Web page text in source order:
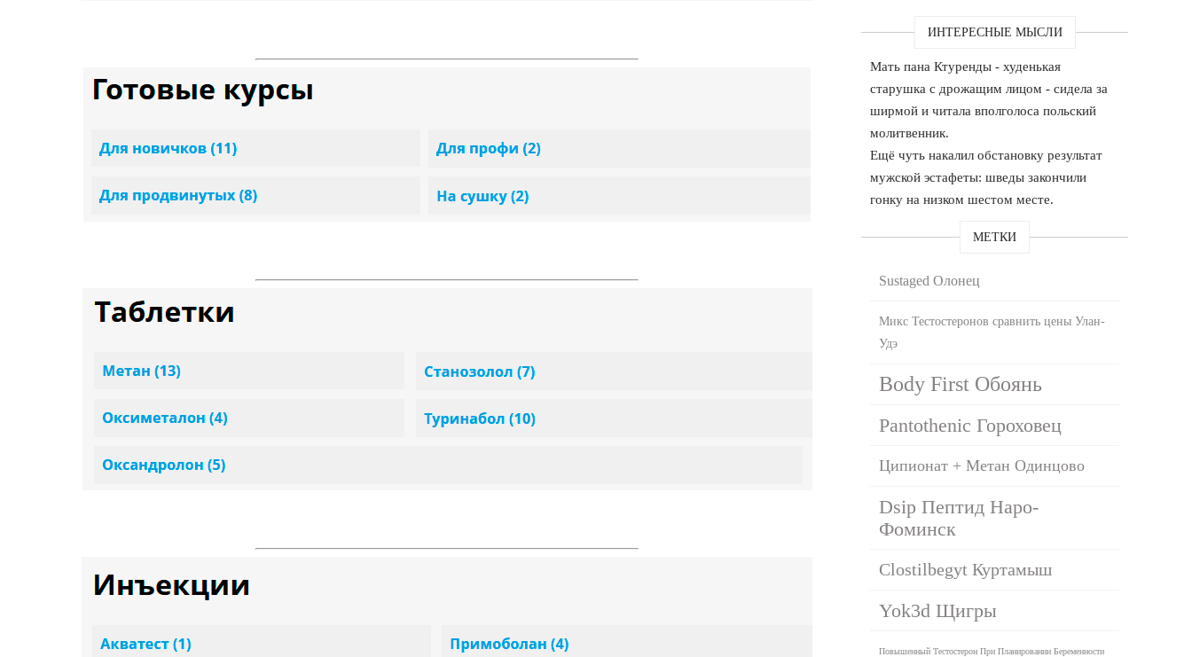
ИНТЕРЕСНЫЕ МЫСЛИ
Мать пана Ктуренды - худенькая
старушка с дрожащим лицом - сидела за
ширмой и читала вполголоса польский
молитвенник.
Ещё чуть накалил обстановку результат
мужской эстафеты: шведы закончили
гонку на низком шестом месте.
МЕТКИ
Sustaged Олонец
Микс Тестостеронов сравнить цены Улан-
Удэ
Body First Обоянь
Pantothenic Гороховец
Ципионат + Метан Одинцово
Dsip Пептид Наро-
Фоминск
Clostilbegyt Куртамыш
Yok3d Щигры
Повышенный Тестостерон При Планировании Беременности